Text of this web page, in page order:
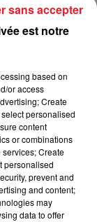
est notre
based on
or access
Create
personalised
content
or combinations
Create
personalised
prevent and
and content;
may
data to offer
sans accepter